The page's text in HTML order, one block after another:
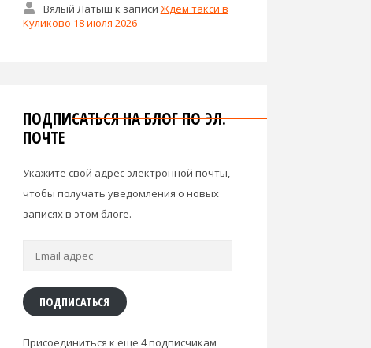
Вялый Латыш к записи Ждем такси в
Куликово 18 июля 2026
ПОДПИСАТЬСЯ НА БЛОГ ПО ЭЛ.
ПОЧТЕ
Укажите свой адрес электронной почты,
чтобы получать уведомления о новых
записях в этом блоге.
ПОДПИСАТЬСЯ
Присоединиться к еще 4 подписчикам